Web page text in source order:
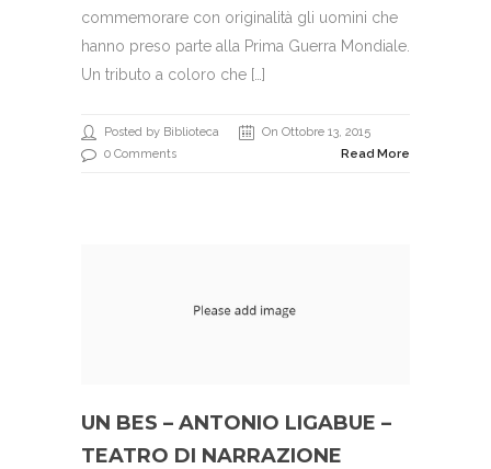
commemorare con originalità gli uomini che
hanno preso parte alla Prima Guerra Mondiale.
Un tributo a coloro che […]
Posted by Biblioteca
On Ottobre 13, 2015
0 Comments
Read More
UN BES – ANTONIO LIGABUE –
TEATRO DI NARRAZIONE